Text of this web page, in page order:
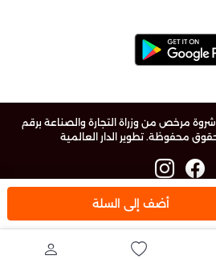
أضف إلى السلة
حقوق الطبع والنسخ ؛ 2026 شروة مرخص من وزراة التجارة والصناعة برقم
تطوير الدار العالمية